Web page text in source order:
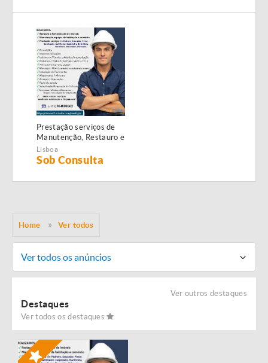
Prestação serviços de
Manutenção, Restauro e
Remodelação de
imóveis!
Lisboa
Sob Consulta
Home Ver todos
Ver todos os anúncios
Ver outros destaques
Destaques
Ver todos os destaques